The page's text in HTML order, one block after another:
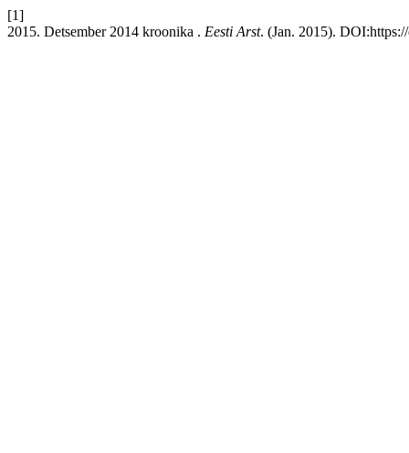
[1]
2015. Detsember 2014 kroonika . Eesti Arst. (Jan. 2015).